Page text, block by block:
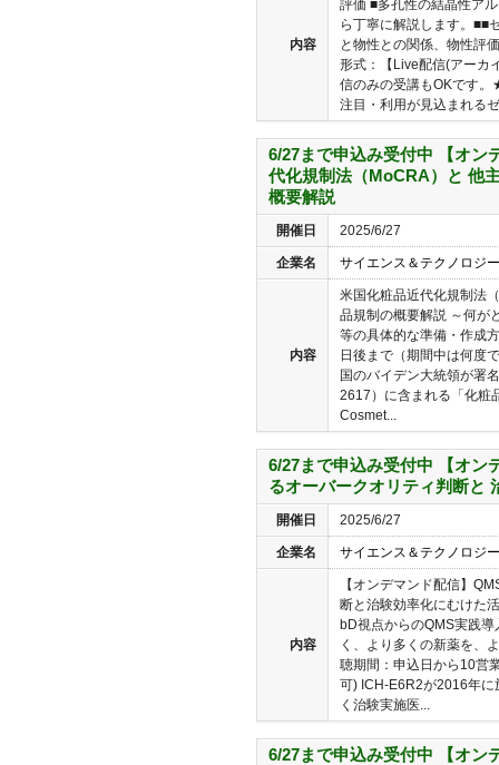
内容
評価 ■多孔性の結晶性ア
ら丁寧に解説します。■■
と物性との関係、物性評
形式：【Live配信(アーカ
信のみの受講もOKです
注目・利用が見込まれる
6/27まで申込み受付中 【オン
代化規制法（MoCRA）と 他
概要解説
開催日 2025/6/27
企業名 サイエンス＆テクノロジ
内容
米国化粧品近代化規制法
品規制の概要解説 ～何が
等の具体的な準備・作成
日後まで（期間中は何度
国のバイデン大統領が署
2617）に含まれる「化粧
Cosmet...
6/27まで申込み受付中 【オン
るオーバークオリティ判断と
開催日 2025/6/27
企業名 サイエンス＆テクノロジ
内容
【オンデマンド配信】
断と治験効率化にむけた
bD視点からのQMS実践
く、より多くの新薬を、
聴期間：申込日から10営
可) ICH-E6R2が2016年に
く治験実施医...
6/27まで申込み受付中 【オン